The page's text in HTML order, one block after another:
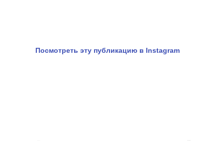
Посмотреть эту публикацию в Instagram